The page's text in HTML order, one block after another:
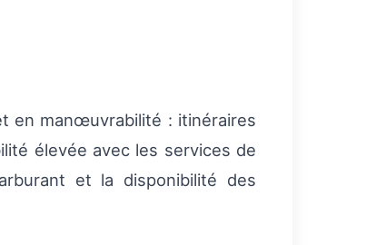
en manœuvrabilité : itinéraires
élevée avec les services de
et la disponibilité des